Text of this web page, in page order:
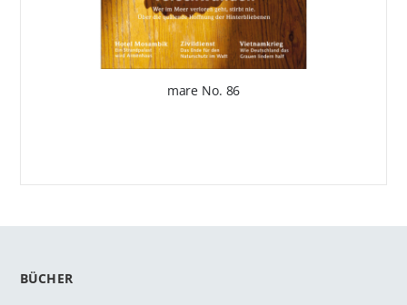
mare No. 86
BÜCHER